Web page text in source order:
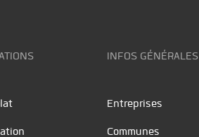
INFOS GÉNÉRALES
Entreprises
Communes